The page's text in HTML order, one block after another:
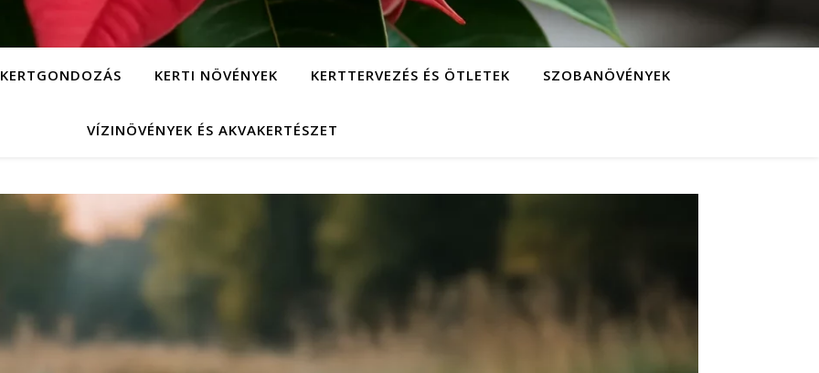
KERTGONDOZÁS KERTI NÖVÉNYEK KERTTERVEZÉS ÉS ÖTLETEK SZOBANÖVÉNYEK
VÍZINÖVÉNYEK ÉS AKVAKERTÉSZET